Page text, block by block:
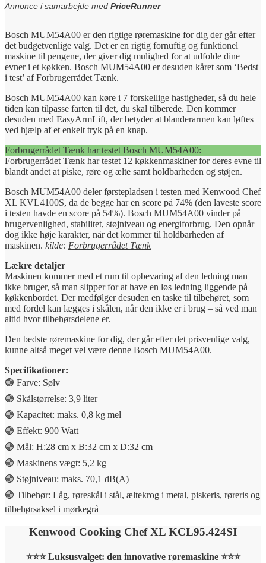
Annonce i samarbejde med PriceRunner
Bosch MUM54A00 er den rigtige røremaskine for dig der går efter
det budgetvenlige valg. Det er en rigtig fornuftig og funktionel
maskine til pengene, der giver dig mulighed for at udfolde dine
evner i et køkken. Bosch MUM54A00 er desuden kåret som ‘Bedst
i test’ af Forbrugerrådet Tænk.
Bosch MUM54A00 kan køre i 7 forskellige hastigheder, så du hele
tiden kan tilpasse farten til det, du skal tilberede. Den kommer
desuden med EasyArmLift, der betyder at blanderarmen kan løftes
ved hjælp af et enkelt tryk på en knap.
Forbrugerrådet Tænk har testet Bosch MUM54A00:
Forbrugerrådet Tænk har testet 12 køkkenmaskiner for deres evne til
blandt andet at piske, røre og ælte samt holdbarheden og støjen.
Bosch MUM54A00 deler førstepladsen i testen med Kenwood Chef
XL KVL4100S, da de begge har en score på 74% (den laveste score
i testen havde en score på 54%). Bosch MUM54A00 vinder på
brugervenlighed, stabilitet, støjniveau og energiforbrug. Den opnår
dog ikke høje karakter, når det kommer til holdbarheden af
maskinen. kilde: Forbrugerrådet Tænk
Lækre detaljer
Maskinen kommer med et rum til opbevaring af den ledning man
ikke bruger, så man slipper for at have en løs ledning liggende på
køkkenbordet. Der medfølger desuden en taske til tilbehøret, som
med fordel kan lægges i skålen, når den ikke er i brug – så ved man
altid hvor tilbehørsdelene er.
Den bedste røremaskine for dig, der går efter det prisvenlige valg,
kunne altså meget vel være denne Bosch MUM54A00.
Specifikationer:
🟢 Farve: Sølv
🟢 Skålstørrelse: 3,9 liter
🟢 Kapacitet: maks. 0,8 kg mel
🟢 Effekt: 900 Watt
🟢 Mål: H:28 cm x B:32 cm x D:32 cm
🟢 Maskinens vægt: 5,2 kg
🟢 Støjniveau: maks. 70,1 dB(A)
🟢 Tilbehør: Låg, røreskål i stål, æltekrog i metal, piskeris, røreris og
tilbehørsaksel i mørkegrå
Kenwood Cooking Chef XL KCL95.424SI
⭐⭐⭐ Luksusvalget: den innovative røremaskine ⭐⭐⭐